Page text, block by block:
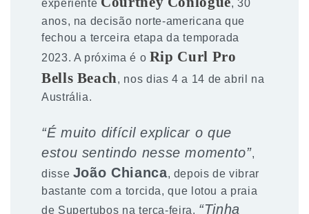
experiente
, 30
anos, na decisão norte-americana que
fechou a terceira etapa da temporada
2023. A próxima é o Rip Curl Pro
Bells Beach, nos dias 4 a 14 de abril na
Austrália.
“É muito difícil explicar o que
estou sentindo nesse momento”,
disse João Chianca, depois de vibrar
bastante com a torcida, que lotou a praia
de Supertubos na terça-feira. “Tinha